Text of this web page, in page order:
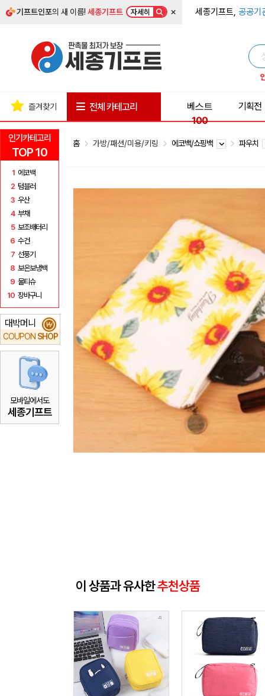
기프트인포의 새 이름!세종기프트 자세히 × 세종기프트, 공공기
인기카테고리
TOP 10
1 에코백
2 텀블러
3 우산
4 부채
5 보조배터리
6 수건
7 선풍기
8 보온보냉백
9 물티슈
10 장바구니
대박머니
COUPON SHOP
₩
모바일에서도
세종기프트
즐겨찾기 전체 카테고리
베스트
100
기획전
홈 가방/패션/미용/키링 에코백/쇼핑백 파우치
이 상품과 유사한추천상품